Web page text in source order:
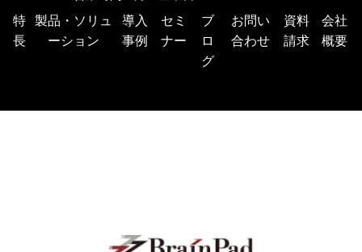
特
長
製品・ソリュ
ーション
導入
事例
セミ
ナー
ブ
ロ
グ
お問い
合わせ
資料
請求
会社
概要